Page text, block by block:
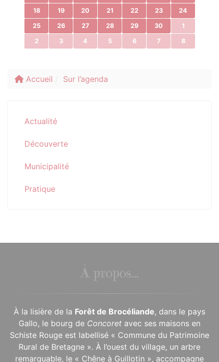
18 19 20 21 22 23 24
25 26 27 28 29 30 1
2 3 4 5 6 7 8
Accueil Sur l’agenda
Actualité
Découverte
Municipalité
Pratique
À propos...
À la lisière de la Forêt de Brocéliande, dans le pays
Gallo, le bourg de Concoret avec ses maisons en
Schiste Rouge est labellisé « Commune du Patrimoine
Rural de Bretagne ». À l’ouest du village, un arbre
remarquable, le « Chêne à Guillotin », accompagne